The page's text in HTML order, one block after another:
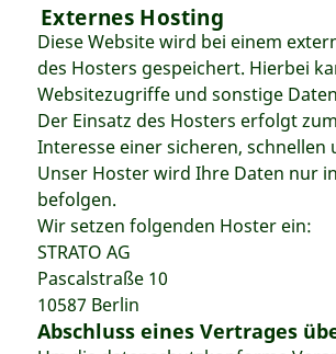
Externes Hosting
Diese Website wird bei einem
des Hosters gespeichert. Hierbei
Websitezugriffe und sonstige
Der Einsatz des Hosters erfolgt
Interesse einer sicheren,
Unser Hoster wird Ihre Daten nur
befolgen.
Wir setzen folgenden Hoster ein:
STRATO AG
Pascalstraße 10
10587 Berlin
Abschluss eines Vertrages